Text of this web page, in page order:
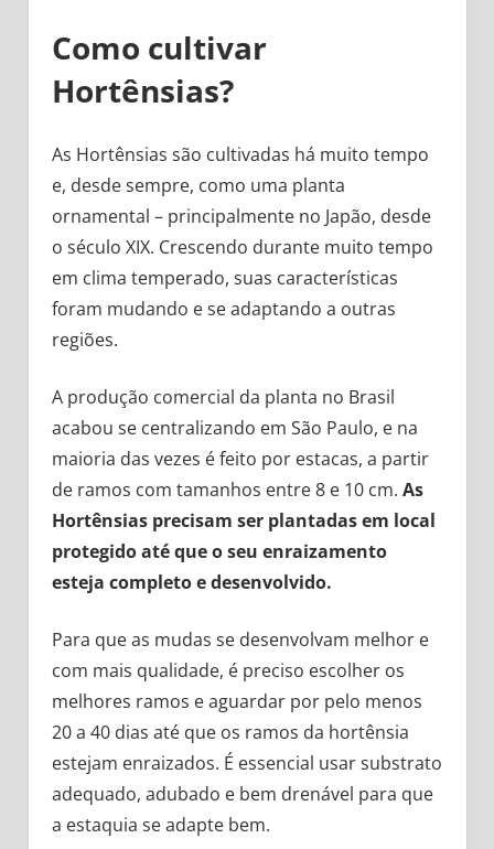
Como cultivar
Hortênsias?
As Hortênsias são cultivadas há muito tempo
e, desde sempre, como uma planta
ornamental – principalmente no Japão, desde
o século XIX. Crescendo durante muito tempo
em clima temperado, suas características
foram mudando e se adaptando a outras
regiões.
A produção comercial da planta no Brasil
acabou se centralizando em São Paulo, e na
maioria das vezes é feito por estacas, a partir
de ramos com tamanhos entre 8 e 10 cm. As
Hortênsias precisam ser plantadas em local
protegido até que o seu enraizamento
esteja completo e desenvolvido.
Para que as mudas se desenvolvam melhor e
com mais qualidade, é preciso escolher os
melhores ramos e aguardar por pelo menos
20 a 40 dias até que os ramos da hortênsia
estejam enraizados. É essencial usar substrato
adequado, adubado e bem drenável para que
a estaquia se adapte bem.